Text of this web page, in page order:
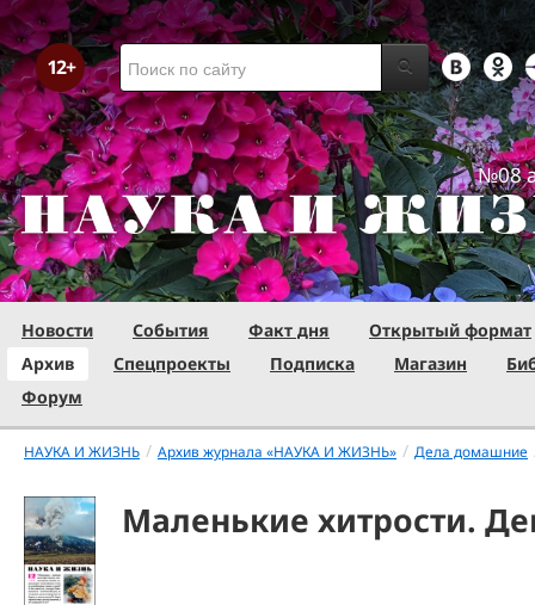
№08
Новости События Факт дня
Открытый формат
Архив
Спецпроекты Подписка Магазин
Форум
НАУКА И ЖИЗНЬ / Архив журнала «НАУКА И ЖИЗНЬ» / Дела домашние
Маленькие хитрости.